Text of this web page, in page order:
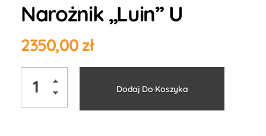
Narożnik „Luin” U
2350,00zł
Dodaj Do Koszyka